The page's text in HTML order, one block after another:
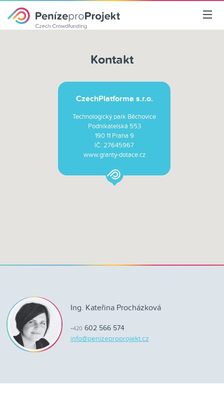
Kontakt
CzechPlatforma s.r.o.
Technologický park Běchovice
Podnikatelská 553
190 11 Praha 9
IČ: 27645967
www.granty-dotace.cz
Ing. Kateřina Procházková
+420 602 566 574
info@penizeproprojekt.cz